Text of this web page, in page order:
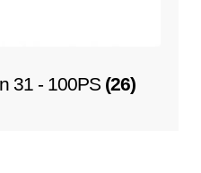
31 - 100PS (26)